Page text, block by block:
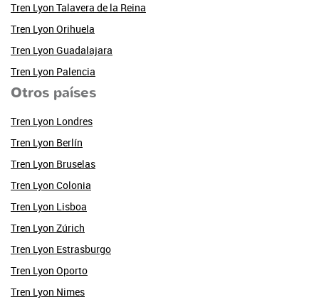
Tren Lyon Talavera de la Reina
Tren Lyon Orihuela
Tren Lyon Guadalajara
Tren Lyon Palencia
Otros países
Tren Lyon Londres
Tren Lyon Berlín
Tren Lyon Bruselas
Tren Lyon Colonia
Tren Lyon Lisboa
Tren Lyon Zúrich
Tren Lyon Estrasburgo
Tren Lyon Oporto
Tren Lyon Nimes